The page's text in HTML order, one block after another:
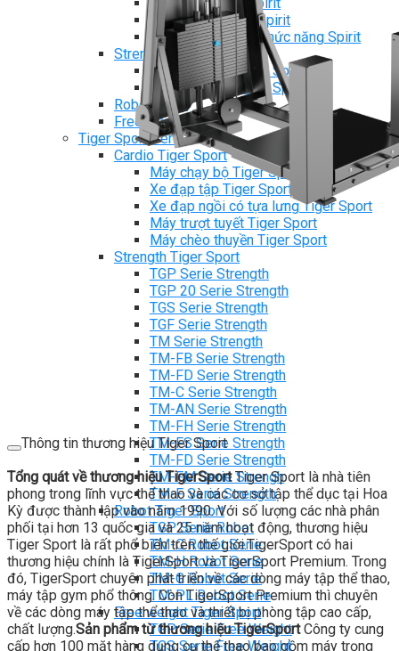
Máy chèo thuyền Spirit
Máy tập phục hồi chức năng Spirit
Strength Spirit
SP3 Serie Strength Spirit
SP4 Serie Strength Spirit
Robot Spirit
Free weight Spirit
Tiger Sport Serie
Cardio Tiger Sport
Máy chạy bộ Tiger Sport
Xe đạp tập Tiger Sport
Xe đạp ngồi có tựa lưng Tiger Sport
Máy trượt tuyết Tiger Sport
Máy chèo thuyền Tiger Sport
Strength Tiger Sport
TGP Serie Strength
TGP 20 Serie Strength
TGS Serie Strength
TGF Serie Strength
TM Serie Strength
TM-FB Serie Strength
TM-FD Serie Strength
TM-C Serie Strength
TM-AN Serie Strength
TM-FH Serie Strength
TM-FS Serie Strength
TM-FD Serie Strength
TM-FM Serie Strengh
TM-F Serie Strength
Robot Tiger Sport
TGP Serie Robot
TM-C Robot Serie
TM-H Robot Serie
TM-G Robot Serie
TM-PL Robot Serie
Free weight Tiger Sport
TGP Serie Free Weight
TGS Serie Free Weight
Thông tin thương hiệu Tiger Sport
Tổng quát về thương hiệu TigerSportTiger Sport là nhà tiên
phong trong lĩnh vực thể thao và các cơ sở tập thể dục tại Hoa
Kỳ được thành lập vào năm 1990. Với số lượng các nhà phân
phối tại hơn 13 quốc gia và 25 năm hoạt động, thương hiệu
Tiger Sport là rất phổ biến trên thế giới.TigerSport có hai
thương hiệu chính là TigerSport và TigerSport Premium. Trong
đó, TigerSport chuyên phát triển về các dòng máy tập thể thao,
máy tập gym phổ thông. Còn TigerSport Premium thì chuyên
về các dòng máy tập thể thao và thiết bị phòng tập cao cấp,
chất lượng.Sản phẩm từ thương hiệu TigerSportCông ty cung
cấp hơn 100 mặt hàng dụng cụ thể thao bao gồm máy trọng